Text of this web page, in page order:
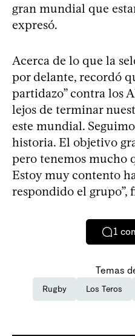
gran mundial que
expresó.
Acerca de lo que la
por delante, recordó
partidazo” contra los
lejos de terminar
este mundial.
historia. El objetivo
pero tenemos mucho
Estoy muy contento
respondido el grupo”,
1
Temas
Rugby Los Teros